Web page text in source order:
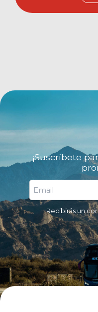
¡Suscríbete
Recibirás un